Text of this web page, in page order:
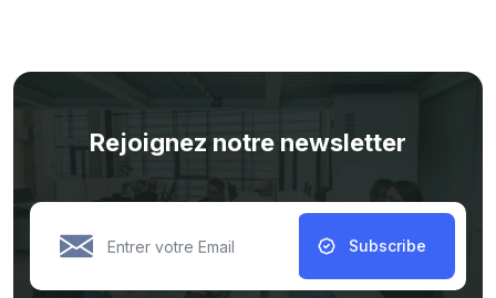
Rejoignez notre newsletter
Subscribe